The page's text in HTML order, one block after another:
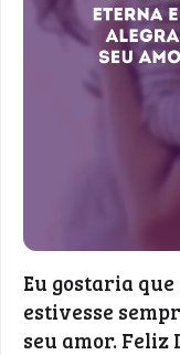
Eu gostaria
estivesse
seu amor. Feliz